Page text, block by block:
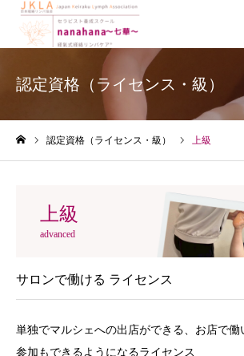
認定資格（ライセンス・級）
認定資格（ライセンス・級） 上級
上級
advanced
サロンで働ける ライセンス
単独でマルシェへの出店ができる、お店で
参加もできるようになるライセンス